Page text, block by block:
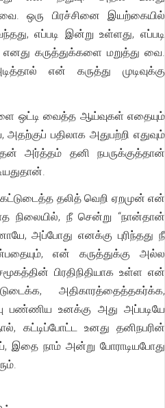
ஒரு பிரச்சினை இயற்கையில்
எப்படி இன்று உள்ளது, எப்படி
எனது கருத்துக்களை மறுத்து வை.
என் கருத்து முடிவுக்கு
ஒட்டி வைத்த ஆய்வுகள் எதையும்
பதிலாக அதுபற்றி எதுவும்
அர்த்தம் தனி நபருக்குத்தான்
தலித் வெறி ஏறமுன் என்
நிலையில், நீ சென்று “நான்தான்
அப்போது எனக்கு புரிந்தது நீ
என் கருத்துக்கு அல்ல
பிரதிநிதியாக உள்ள என்
அதிகாரத்தைத்தகர்க்க,
பண்ணிய உனக்கு அது அப்படியே
கட்டிப்போட்ட உனது தனிநபரின்
இதை நாம் அன்று போராடியபோது